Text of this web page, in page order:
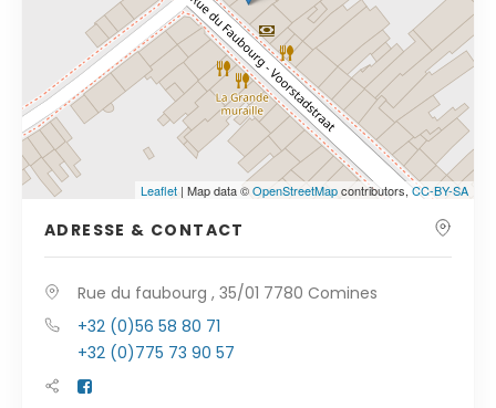
Voir la carte
Leaflet | Map data ©OpenStreetMapcontributors,CC-BY-SA
ADRESSE & CONTACT
Rue du faubourg , 35/01 7780 Comines
+32 (0)56 58 80 71
+32 (0)775 73 90 57